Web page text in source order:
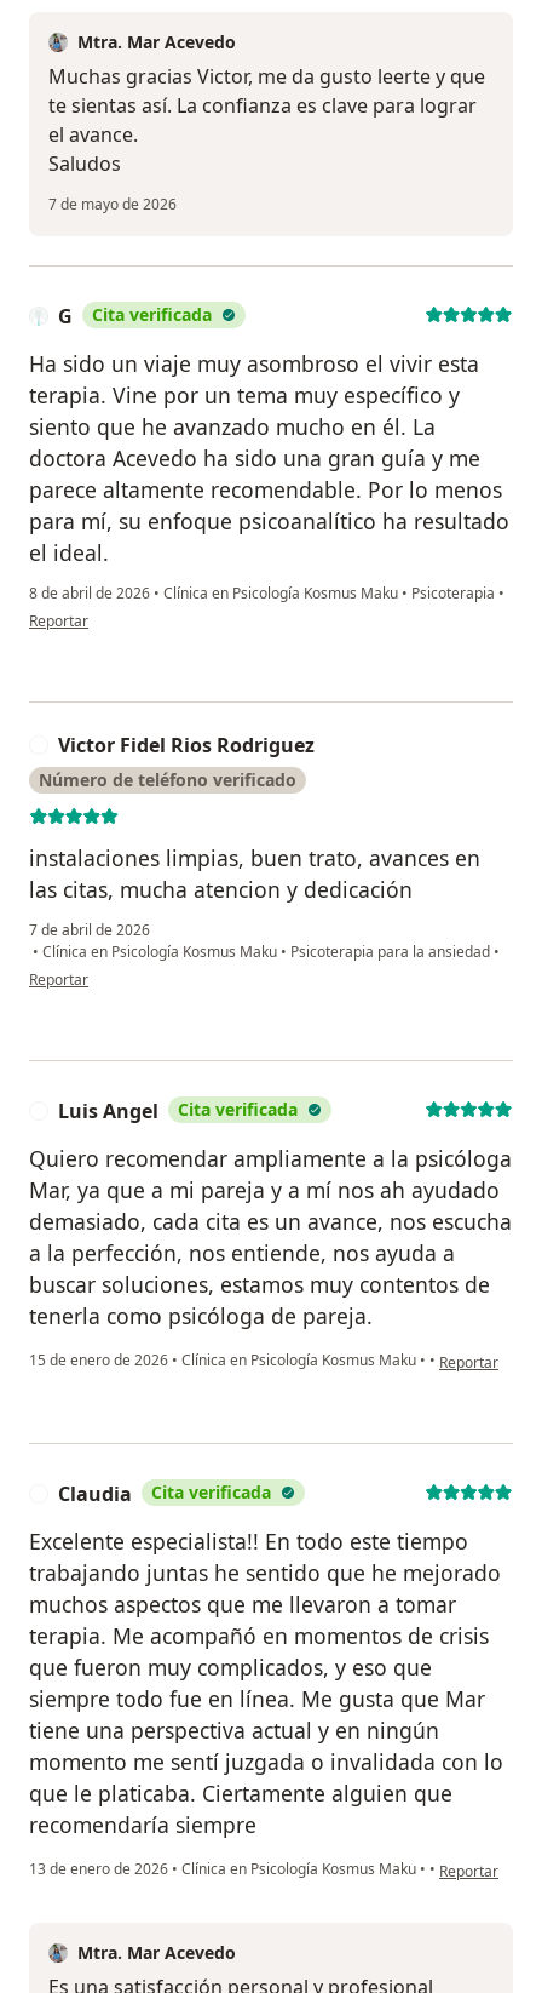
Mtra. Mar Acevedo
Muchas gracias Victor, me da gusto leerte y que
te sientas así. La confianza es clave para lograr
el avance.
Saludos
7 de mayo de 2026
G Cita verificada
Ha sido un viaje muy asombroso el vivir esta
terapia. Vine por un tema muy específico y
siento que he avanzado mucho en él. La
doctora Acevedo ha sido una gran guía y me
parece altamente recomendable. Por lo menos
para mí, su enfoque psicoanalítico ha resultado
el ideal.
8 de abril de 2026 • Clínica en Psicología Kosmus Maku • Psicoterapia •
en opinión del usuario G
Reportar
Victor Fidel Rios Rodriguez
Número de teléfono verificado
instalaciones limpias, buen trato, avances en
las citas, mucha atencion y dedicación
7 de abril de 2026
• Clínica en Psicología Kosmus Maku • Psicoterapia para la ansiedad •
en opinión del usuario Victor Fidel Rios Rodriguez
Reportar
Luis Angel Cita verificada
Quiero recomendar ampliamente a la psicóloga
Mar, ya que a mi pareja y a mí nos ah ayudado
demasiado, cada cita es un avance, nos escucha
a la perfección, nos entiende, nos ayuda a
buscar soluciones, estamos muy contentos de
tenerla como psicóloga de pareja.
15 de enero de 2026 • Clínica en Psicología Kosmus Maku • • en opinión del
Reportar
Claudia Cita verificada
Excelente especialista!! En todo este tiempo
trabajando juntas he sentido que he mejorado
muchos aspectos que me llevaron a tomar
terapia. Me acompañó en momentos de crisis
que fueron muy complicados, y eso que
siempre todo fue en línea. Me gusta que Mar
tiene una perspectiva actual y en ningún
momento me sentí juzgada o invalidada con lo
que le platicaba. Ciertamente alguien que
recomendaría siempre
13 de enero de 2026 • Clínica en Psicología Kosmus Maku • • en opinión del
Reportar
Mtra. Mar Acevedo
Es una satisfacción personal y profesional